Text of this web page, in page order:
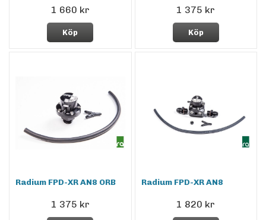
1 660 kr
Köp
1 375 kr
Köp
Radium FPD-XR AN8 ORB
1 375 kr
Radium FPD-XR AN8
1 820 kr